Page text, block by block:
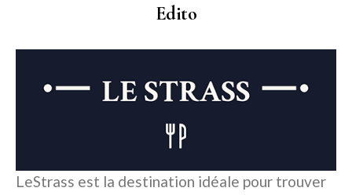
Edito
LeStrass est la destination idéale pour trouver